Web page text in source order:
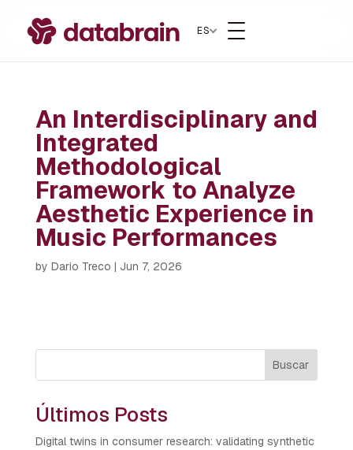
ES
An Interdisciplinary and
Integrated
Methodological
Framework to Analyze
Aesthetic Experience in
Music Performances
by Dario Treco | Jun 7, 2026
Buscar
Últimos Posts
Digital twins in consumer research: validating synthetic